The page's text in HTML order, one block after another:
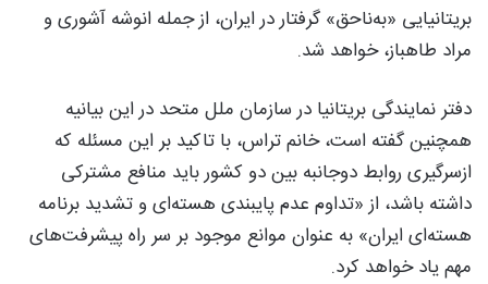
بریتانیایی «به‌ناحق» گرفتار در ایران، از جمله انوشه آشوری و
مراد طاهباز، خواهد شد.
دفتر نمایندگی بریتانیا در سازمان ملل متحد در این بیانیه
همچنین گفته است، خانم تراس، با تاکید بر این مسئله که
ازسرگیری روابط دوجانبه بین دو کشور باید منافع مشترکی
داشته باشد، از «تداوم عدم پایبندی هسته‌ای و تشدید برنامه
هسته‌ای ایران» به عنوان موانع موجود بر سر راه پیشرفت‌های
مهم یاد خواهد کرد.